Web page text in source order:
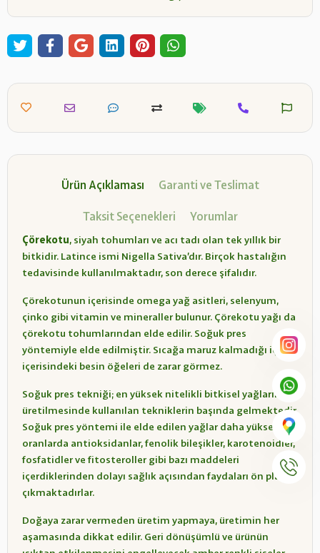
Ürün Açıklaması Garanti ve Teslimat
Taksit Seçenekleri Yorumlar
Çörekotu, siyah tohumları ve acı tadı olan tek yıllık bir
bitkidir. Latince ismi Nigella Sativa’dır. Birçok hastalığın
tedavisinde kullanılmaktadır, son derece şifalıdır.
Çörekotunun içerisinde omega yağ asitleri, selenyum,
çinko gibi vitamin ve mineraller bulunur. Çörekotu yağı da
çörekotu tohumlarından elde edilir. Soğuk pres
yöntemiyle elde edilmiştir. Sıcağa maruz kalmadığı için
içerisindeki besin öğeleri de zarar görmez.
Soğuk pres tekniği; en yüksek nitelikli bitkisel yağların
üretilmesinde kullanılan tekniklerin başında gelmektedir.
Soğuk pres yöntemi ile elde edilen yağlar daha yüksek
oranlarda antioksidanlar, fenolik bileşikler, karotenoidler,
fosfatidler ve fitosteroller gibi bazı maddeleri
içerdiklerinden dolayı sağlık açısından faydaları ön plana
çıkmaktadırlar.
Doğaya zarar vermeden üretim yapmaya, üretimin her
aşamasında dikkat edilir. Geri dönüşümlü ve ürünün